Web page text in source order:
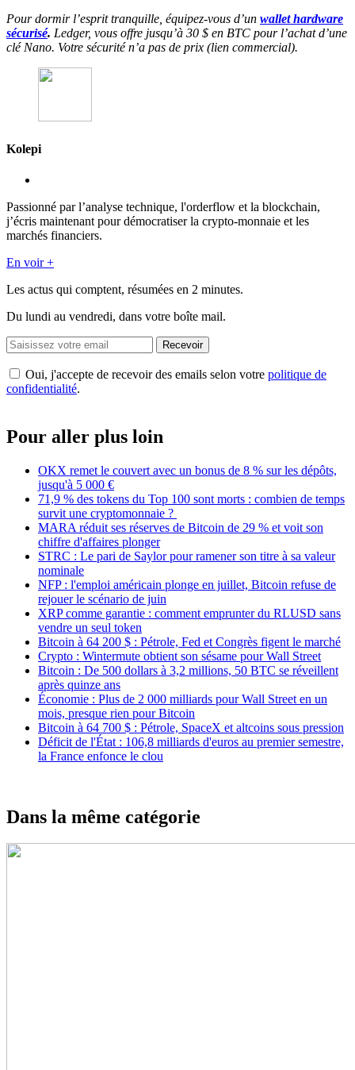
Pour dormir l’esprit tranquille, équipez-vous d’un wallet hardware
sécurisé. Ledger, vous offre jusqu’à 30 $ en BTC pour l’achat d’une
clé Nano. Votre sécurité n’a pas de prix (lien commercial).
Kolepi
Passionné par l’analyse technique, l'orderflow et la blockchain,
j’écris maintenant pour démocratiser la crypto-monnaie et les
marchés financiers.
En voir +
Les actus qui comptent, résumées en 2 minutes.
Du lundi au vendredi, dans votre boîte mail.
Recevoir
Oui, j'accepte de recevoir des emails selon votre politique de
confidentialité.
Pour aller plus loin
OKX remet le couvert avec un bonus de 8 % sur les dépôts,
jusqu'à 5 000 €
71,9 % des tokens du Top 100 sont morts : combien de temps
survit une cryptomonnaie ?
MARA réduit ses réserves de Bitcoin de 29 % et voit son
chiffre d'affaires plonger
STRC : Le pari de Saylor pour ramener son titre à sa valeur
nominale
NFP : l'emploi américain plonge en juillet, Bitcoin refuse de
rejouer le scénario de juin
XRP comme garantie : comment emprunter du RLUSD sans
vendre un seul token
Bitcoin à 64 200 $ : Pétrole, Fed et Congrès figent le marché
Crypto : Wintermute obtient son sésame pour Wall Street
Bitcoin : De 500 dollars à 3,2 millions, 50 BTC se réveillent
après quinze ans
Économie : Plus de 2 000 milliards pour Wall Street en un
mois, presque rien pour Bitcoin
Bitcoin à 64 700 $ : Pétrole, SpaceX et altcoins sous pression
Déficit de l'État : 106,8 milliards d'euros au premier semestre,
la France enfonce le clou
Dans la même catégorie